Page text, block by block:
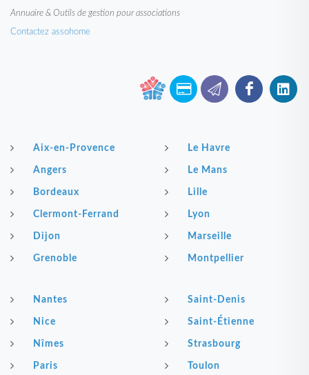
Annuaire & Outils de gestion pour associations
Contactez assohome
Aix-en-Provence
Angers
Bordeaux
Clermont-Ferrand
Dijon
Grenoble
Le Havre
Le Mans
Lille
Lyon
Marseille
Montpellier
Nantes
Nice
Nîmes
Paris
Saint-Denis
Saint-Étienne
Strasbourg
Toulon